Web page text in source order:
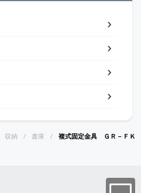
収納 書庫 複式固定金具 ＧＲ－ＦＫ